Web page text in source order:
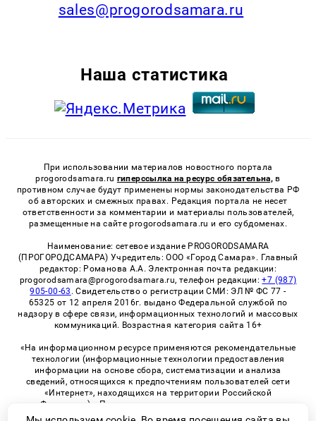
sales@progorodsamara.ru
Наша статистика
При использовании материалов новостного портала
progorodsamara.ru гиперссылка на ресурс обязательна, в
противном случае будут применены нормы законодательства РФ
об авторских и смежных правах. Редакция портала не несет
ответственности за комментарии и материалы пользователей,
размещенные на сайте progorodsamara.ru и его субдоменах.
Наименование: сетевое издание PROGORODSAMARA
(ПРОГОРОДСАМАРА) Учредитель: ООО «Город Самара». Главный
редактор: Романова А.А. Электронная почта редакции:
progorodsamara@progorodsamara.ru, телефон редакции:+7 (987)
905-00-63 . Свидетельство о регистрации СМИ: ЭЛ № ФС 77 -
65325 от 12 апреля 2016г. выдано Федеральной службой по
надзору в сфере связи, информационных технологий и массовых
коммуникаций. Возрастная категория сайта 16+
«На информационном ресурсе применяются рекомендательные
технологии (информационные технологии предоставления
информации на основе сбора, систематизации и анализа
сведений, относящихся к предпочтениям пользователей сети
«Интернет», находящихся на территории Российской
Федерации)». Правила применения рекомендательных
технологий в виджетах рекламно-обменной сети
«СМИ2» (PDF)